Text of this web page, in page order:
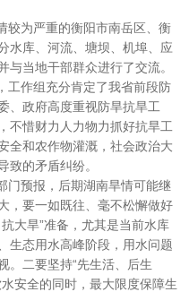
为严重的衡阳市南岳区、衡
水库、河流、塘坝、机埠、应
与当地干部群众进行了交流。
作组充分肯定了我省前段防
、政府高度重视防旱抗旱工
不惜财力人力物力抓好抗旱工
全和农作物灌溉，社会政治大
致的矛盾纠纷。
预报，后期湖南旱情可能继
，要一如既往、毫不松懈做好
大旱”准备，尤其是当前水库
生态用水高峰阶段，用水问题
。二要坚持“先生活、后生
安全的同时，最大限度保障生